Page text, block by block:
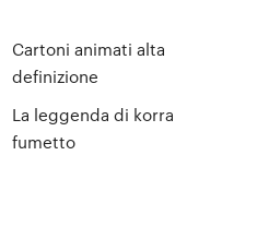
Cartoni animati alta
definizione
La leggenda di korra
fumetto